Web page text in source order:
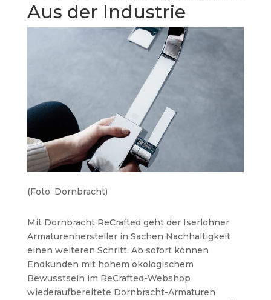
Aus der Industrie
(Foto: Dornbracht)
Mit Dornbracht ReCrafted geht der Iserlohner
Armaturenhersteller in Sachen Nachhaltigkeit
einen weiteren Schritt. Ab sofort können
Endkunden mit hohem ökologischem
Bewusstsein im ReCrafted-Webshop
wiederaufbereitete Dornbracht-Armaturen